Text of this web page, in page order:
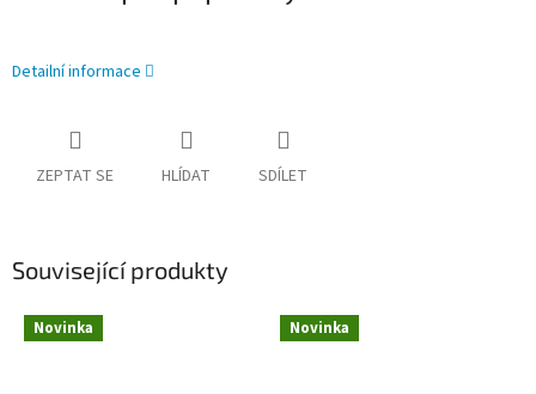
Detailní informace
ZEPTAT SE HLÍDAT SDÍLET
Související produkty
Novinka Novinka